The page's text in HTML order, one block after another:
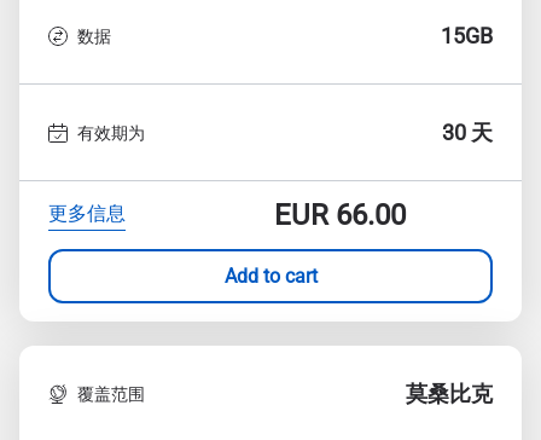
数据 15GB
有效期为 30 天
更多信息 EUR66.00
Add to cart
覆盖范围 莫桑比克